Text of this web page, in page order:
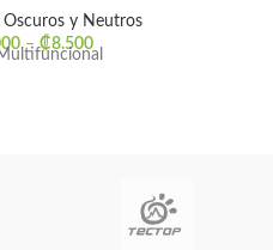
Oscuros y Neutros
–₡8.500